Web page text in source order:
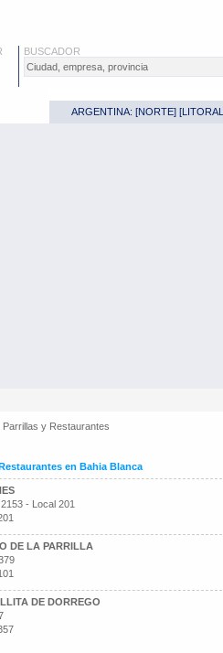
BUSCADOR
ARGENTINA: [NORTE] [LITORAL
Parrillas y Restaurantes
en Bahia Blanca
- Local 201
DE LA PARRILLA
DE DORREGO